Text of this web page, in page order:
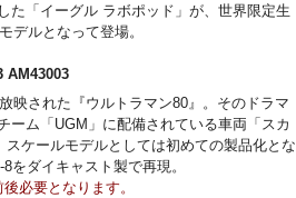
た「イーグル ラボポッド」が、世界限定生
デルとなって登場。
AM43003
映された『ウルトラマン80』。そのドラマ
ーム「UGM」に配備されている車両「スカ
ケールモデルとしては初めての製品化とな
をダイキャスト製で再現。
必要となります。